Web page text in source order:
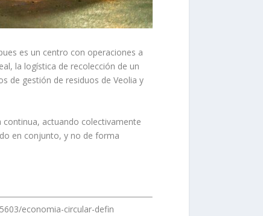
es un centro con operaciones a
la logística de recolección de un
de gestión de residuos de Veolia y
actuando colectivamente
en conjunto, y no de forma
economia-circular-defin